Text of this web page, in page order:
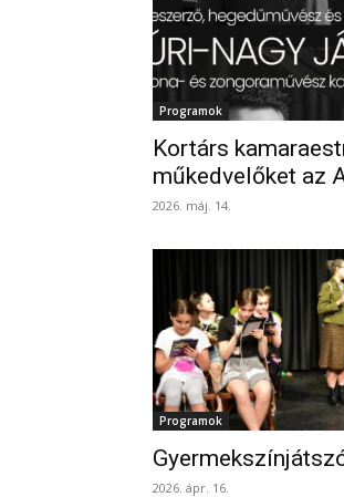
Programok
Kortárs
műkedvelőket az
2026. máj. 14.
Programok
2026. ápr. 16.